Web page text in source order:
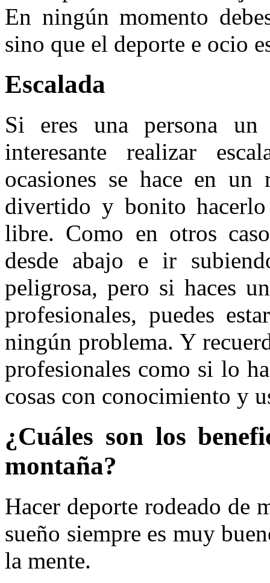
En ningún momento
sino que el deporte e ocio
Escalada
Si eres una persona
interesante realizar
ocasiones se hace en un
divertido y bonito
libre. Como en otros
desde abajo e ir
peligrosa, pero si haces
profesionales, puedes
ningún problema. Y
profesionales como si lo
cosas con conocimiento y
¿Cuáles son los
montaña?
Hacer deporte rodeado de
sueño siempre es muy
la mente.